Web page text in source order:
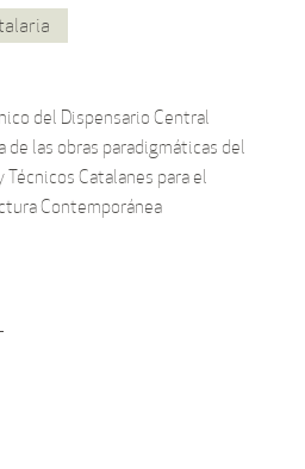
del Dispensario Central
las obras paradigmáticas del
Catalanes para el
Contemporánea